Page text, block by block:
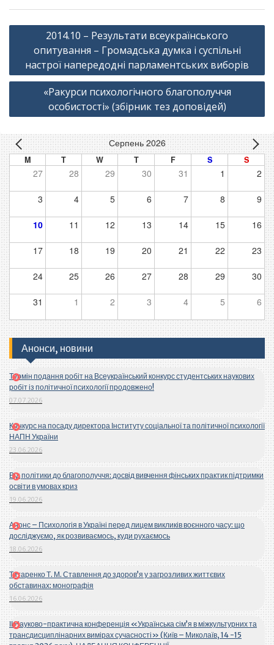
Навігація
записів
2014.10 – Результати всеукраїнського
опитування – Громадська думка і суспільні
настрої напередодні парламентських виборів
«Ракурси психологічного благополуччя
особистості» (збірник тез доповідей)
Серпень 2026
M T W T F S S
27 28 29 30 31 1 2
3 4 5 6 7 8 9
10 11 12 13 14 15 16
17 18 19 20 21 22 23
24 25 26 27 28 29 30
31 1 2 3 4 5 6
Анонси, новини
Термін подання робіт на Всеукраїнський конкурс студентських наукових
робіт із політичної психології продовжено!
07.07.2026
Конкурс на посаду директора Інституту соціальної та політичної психології
НАПН України
23.06.2026
Від політики до благополуччя: досвід вивчення фінських практик підтримки
освіти в умовах криз
19.06.2026
Анонс – Психологія в Україні перед лицем викликів воєнного часу: що
досліджуємо, як розвиваємось, куди рухаємось
18.06.2026
Титаренко Т. М. Ставлення до здоров’я у загрозливих життєвих
обставинах: монографія
16.06.2026
ІІ Науково-практична конференція «Українська сім’я в міжкультурних та
трансдисциплінарних вимірах сучасності» (Київ – Миколаїв, 14 -15